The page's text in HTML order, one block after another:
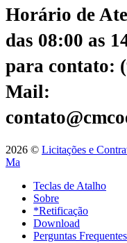
Horário de
das 08:00 as
para contato:
Mail:
2026 © Licitações e
Ma
Teclas de Atalho
Sobre
*Retificação
Download
Perguntas Frequentes